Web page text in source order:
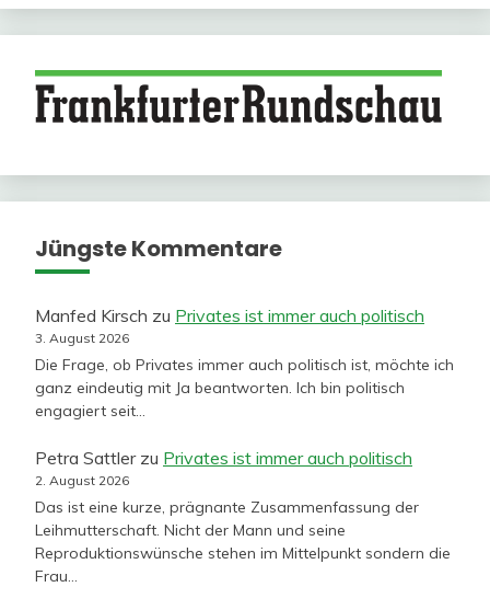
Jüngste Kommentare
Manfed Kirsch zu Privates ist immer auch politisch
3. August 2026
Die Frage, ob Privates immer auch politisch ist, möchte ich
ganz eindeutig mit Ja beantworten. Ich bin politisch
engagiert seit…
Petra Sattlerzu Privates ist immer auch politisch
2. August 2026
Das ist eine kurze, prägnante Zusammenfassung der
Leihmutterschaft. Nicht der Mann und seine
Reproduktionswünsche stehen im Mittelpunkt sondern die
Frau…